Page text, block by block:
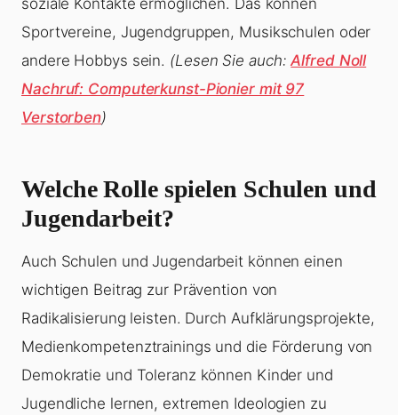
Sportvereine, Jugendgruppen, Musikschulen oder
andere Hobbys sein. (Lesen Sie auch:Alfred Noll
Nachruf: Computerkunst-Pionier mit 97
Verstorben)
Welche Rolle spielen Schulen und
Jugendarbeit?
Auch Schulen und Jugendarbeit können einen
wichtigen Beitrag zur Prävention von
Radikalisierung leisten. Durch Aufklärungsprojekte,
Medienkompetenztrainings und die Förderung von
Demokratie und Toleranz können Kinder und
Jugendliche lernen, extremen Ideologien zu